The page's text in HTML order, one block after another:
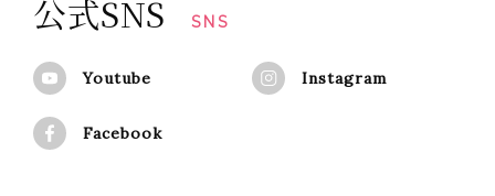
公式SNS SNS
Youtube Instagram
Facebook